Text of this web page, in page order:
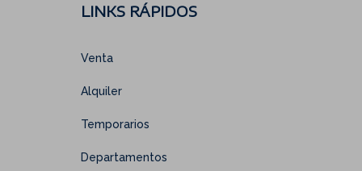
LINKS RÁPIDOS
Venta
Alquiler
Temporarios
Departamentos